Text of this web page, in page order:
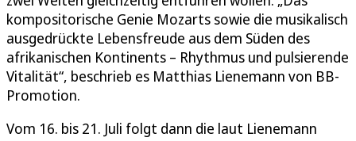
kompositorische Genie Mozarts sowie die musikalisch
ausgedrückte Lebensfreude aus dem Süden des
afrikanischen Kontinents – Rhythmus und pulsierende
Vitalität“, beschrieb es Matthias Lienemann von BB-
Promotion.
Vom 16. bis 21. Juli folgt dann die laut Lienemann